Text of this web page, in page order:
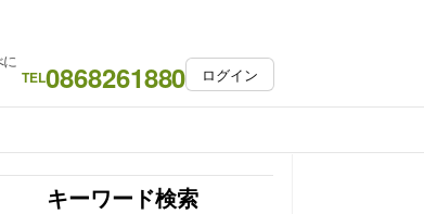
TEL0868261880 ログイン
キーワード検索